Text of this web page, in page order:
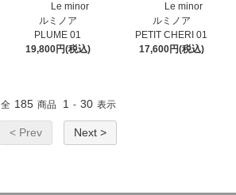
Le minor
ルミノア
PLUME 01
19,800円(税込)
Le minor
ルミノア
PETIT CHERI 01
17,600円(税込)
全 185 商品 1 - 30 表示
< Prev Next >